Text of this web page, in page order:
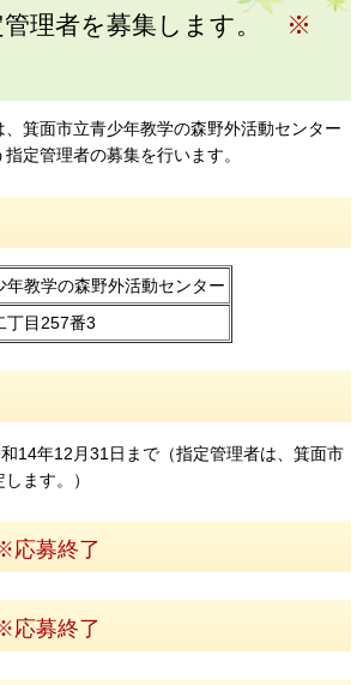
管理者を募集します。
※
箕面市立青少年教学の森野外活動センター
定管理者の募集を行います。
年教学の森野外活動センター
丁目257番3
14年12月31日まで（指定管理者は、箕面市
ます。）
応募終了
応募終了